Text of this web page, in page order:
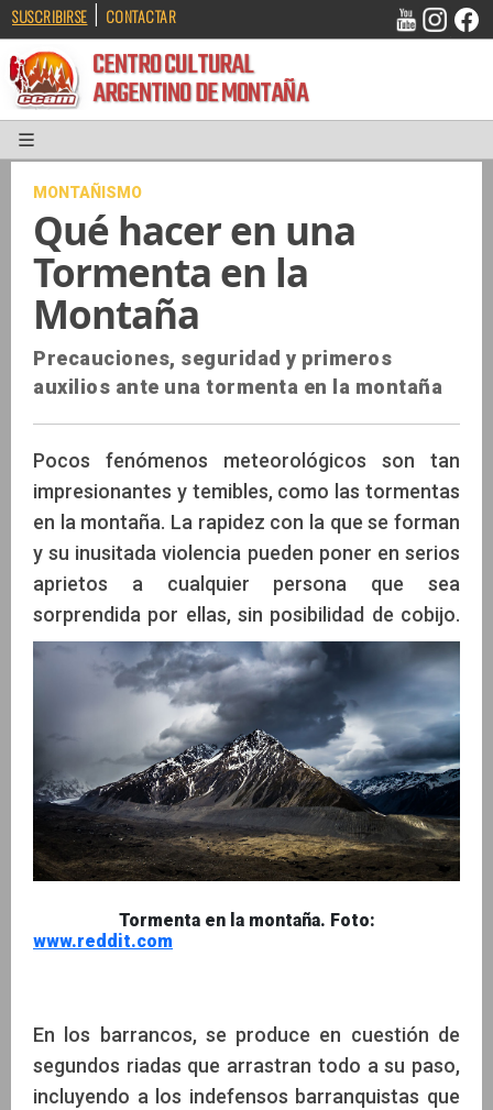
SUSCRIBIRSE | CONTACTAR
CENTRO CULTURAL
ARGENTINO DE MONTAÑA
MONTAÑISMO
Qué hacer en una
Tormenta en la
Montaña
Precauciones, seguridad y primeros
auxilios ante una tormenta en la montaña
Pocos fenómenos meteorológicos son tan
impresionantes y temibles, como las tormentas
en la montaña. La rapidez con la que se forman
y su inusitada violencia pueden poner en serios
aprietos a cualquier persona que sea
sorprendida por ellas, sin posibilidad de cobijo.
Tormenta en la montaña. Foto:
www.reddit.com
En los barrancos, se produce en cuestión de
segundos riadas que arrastran todo a su paso,
incluyendo a los indefensos barranquistas que